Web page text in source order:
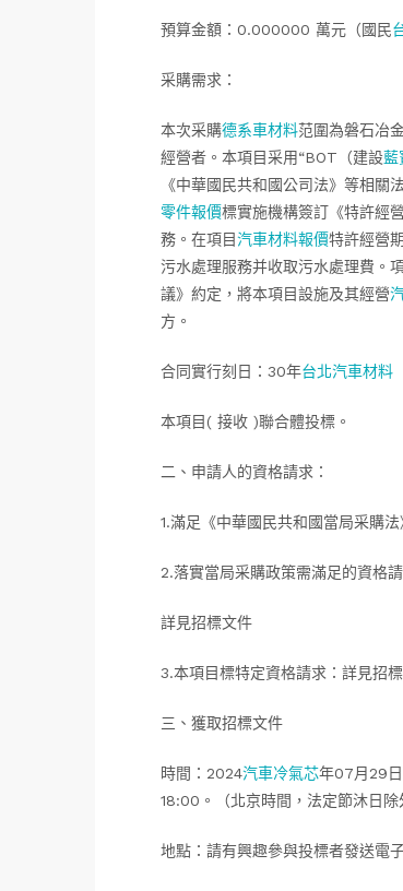
預算金額：0.000000 萬元（國民
采購需求：
本次采購德系車材料范圍為磐石冶
經營者。本項目采用“BOT（建設藍
《中華國民共和國公司法》等相關
零件報價標實施機構簽訂《特許經
務。在項目汽車材料報價特許經營
污水處理服務并收取污水處理費。
議》約定，將本項目設施及其經營
方。
合同實行刻日：30年台北汽車材料
本項目( 接收 )聯合體投標。
二、申請人的資格請求：
1.滿足《中華國民共和國當局采購
2.落實當局采購政策需滿足的資格請
詳見招標文件
3.本項目標特定資格請求：詳見招
三、獲取招標文件
時間：2024汽車冷氣芯年07月29
18:00。（北京時間，法定節沐日除
地點：請有興趣參與投標者發送電